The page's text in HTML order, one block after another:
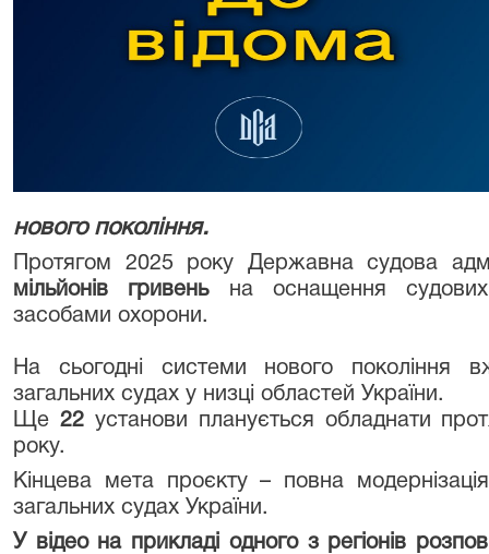
нового покоління.
Протягом 2025 року Державна судова
мільйонів гривеньна оснащення судових
засобами охорони.
На сьогодні системи нового
загальних судах у низці областей України.
Ще 22 установи планується обладнати
року.
Кінцева мета проєкту – повна
загальних судах України.
У відео на прикладі одного з регіонів